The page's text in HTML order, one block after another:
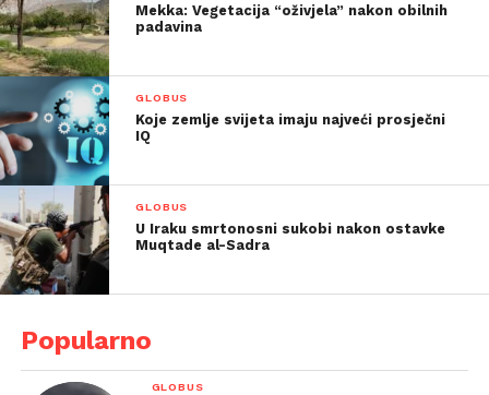
Mekka: Vegetacija “oživjela” nakon obilnih
padavina
GLOBUS
Koje zemlje svijeta imaju najveći prosječni
IQ
GLOBUS
U Iraku smrtonosni sukobi nakon ostavke
Muqtade al-Sadra
Popularno
GLOBUS